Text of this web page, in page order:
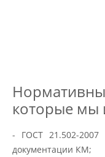
которые мы
- ГОСТ 21.502-2007
документации КМ;